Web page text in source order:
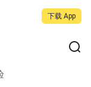
下载 App